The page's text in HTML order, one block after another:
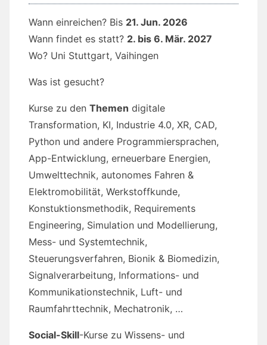
Wann einreichen? Bis 21. Jun. 2026
Wann findet es statt? 2. bis 6. Mär. 2027
Wo? Uni Stuttgart, Vaihingen
Was ist gesucht?
Kurse zu den Themen digitale
Transformation, KI, Industrie 4.0, XR, CAD,
Python und andere Programmiersprachen,
App-Entwicklung, erneuerbare Energien,
Umwelttechnik, autonomes Fahren &
Elektromobilität, Werkstoffkunde,
Konstuktionsmethodik, Requirements
Engineering, Simulation und Modellierung,
Mess- und Systemtechnik,
Steuerungsverfahren, Bionik & Biomedizin,
Signalverarbeitung, Informations- und
Kommunikationstechnik, Luft- und
Raumfahrttechnik, Mechatronik, …
Social-Skill-Kurse zu Wissens- und